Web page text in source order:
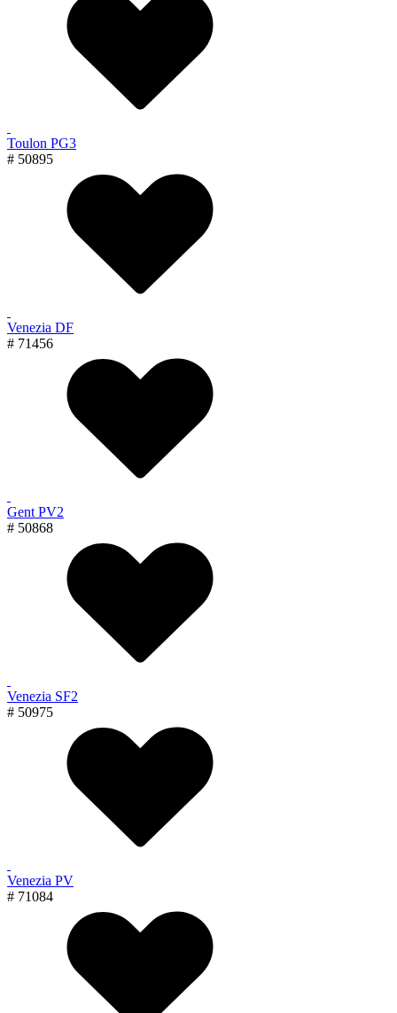
Toulon PG3
# 50895
Venezia DF
# 71456
Gent PV2
# 50868
Venezia SF2
# 50975
Venezia PV
# 71084